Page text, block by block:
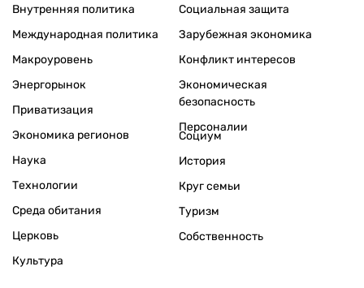
Внутренняя политика
Международная политика
Макроуровень
Энергорынок
Приватизация
Экономика регионов
Социальная защита
Зарубежная экономика
Конфликт интересов
Экономическая
безопасность
Персоналии
Наука
Технологии
Среда обитания
Церковь
Культура
Социум
История
Круг семьи
Туризм
Собственность